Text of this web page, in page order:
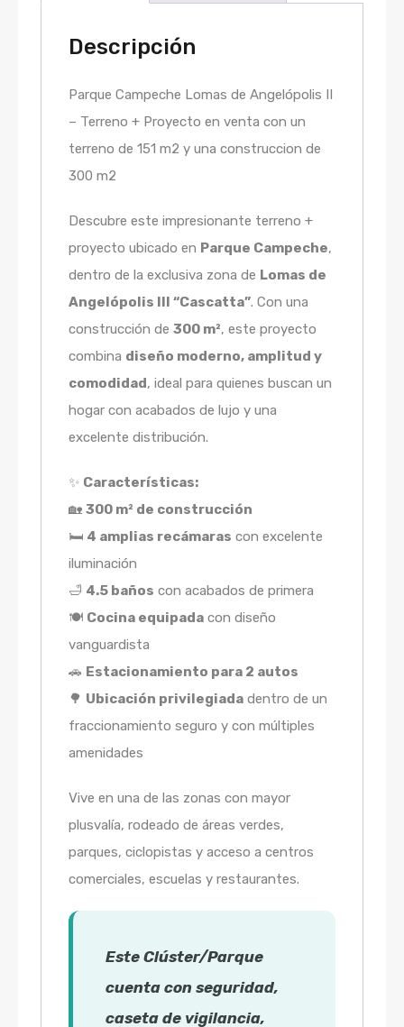
Descripción
Parque Campeche Lomas de Angelópolis II
– Terreno + Proyecto en venta con un
terreno de 151 m2 y una construccion de
300 m2
Descubre este impresionante terreno +
proyecto ubicado en Parque Campeche,
dentro de la exclusiva zona de Lomas de
Angelópolis III “Cascatta”. Con una
construcción de 300 m², este proyecto
combina diseño moderno, amplitud y
comodidad, ideal para quienes buscan un
hogar con acabados de lujo y una
excelente distribución.
✨ Características:
🏡 300 m² de construcción
🛏 4 amplias recámaras con excelente
iluminación
🛁 4.5 baños con acabados de primera
🍽 Cocina equipada con diseño
vanguardista
🚗 Estacionamiento para 2 autos
🌳 Ubicación privilegiada dentro de un
fraccionamiento seguro y con múltiples
amenidades
Vive en una de las zonas con mayor
plusvalía, rodeado de áreas verdes,
parques, ciclopistas y acceso a centros
comerciales, escuelas y restaurantes.
Este Clúster/Parque
cuenta con seguridad,
caseta de vigilancia,